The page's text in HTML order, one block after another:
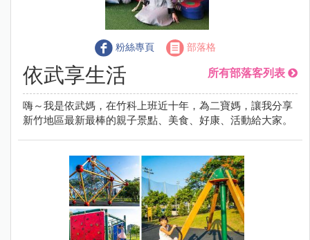
粉絲專頁 部落格
依武享生活 所有部落客列表
嗨～我是依武媽，在竹科上班近十年，為二寶媽，讓我分享
新竹地區最新最棒的親子景點、美食、好康、活動給大家。